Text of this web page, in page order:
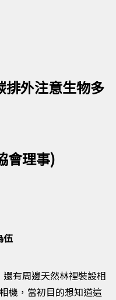
排外注意生物多
會理事)
伍
有周邊天然林裡裝設相
機，當初目的想知道這